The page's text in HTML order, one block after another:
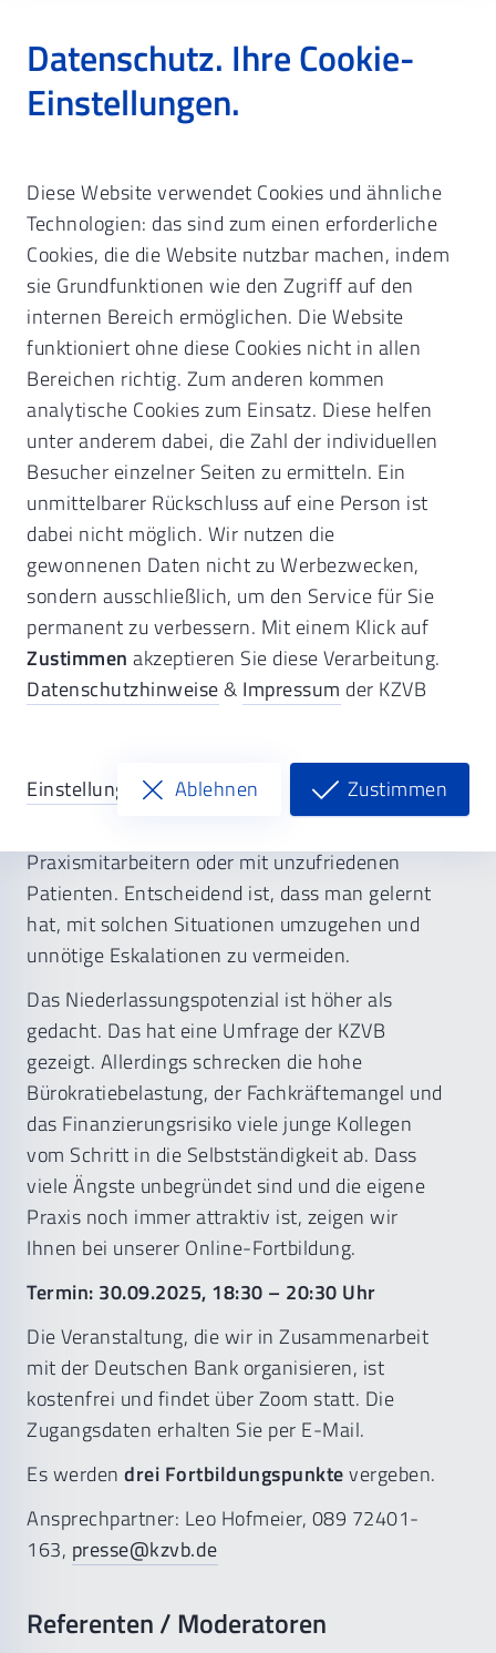
Datenschutz. Ihre Cookie-
Einstellungen.
Diese Website verwendet Cookies und ähnliche
Technologien: das sind zum einen erforderliche
Cookies, die die Website nutzbar machen, indem
sie Grundfunktionen wie den Zugriff auf den
internen Bereich ermöglichen. Die Website
funktioniert ohne diese Cookies nicht in allen
Bereichen richtig. Zum anderen kommen
analytische Cookies zum Einsatz. Diese helfen
unter anderem dabei, die Zahl der individuellen
Besucher einzelner Seiten zu ermitteln. Ein
unmittelbarer Rückschluss auf eine Person ist
dabei nicht möglich. Wir nutzen die
gewonnenen Daten nicht zu Werbezwecken,
sondern ausschließlich, um den Service für Sie
permanent zu verbessern. Mit einem Klick auf
Zustimmen akzeptieren Sie diese Verarbeitung.
Datenschutzhinweise& Impressum der KZVB
Einstellungen Ablehnen Zustimmen
Fortbildung & Veranstaltungen
Online-Anmeldung
Virtinar zur Niederlassung und Praxisführung
Details & Anmeldung.KZVB
Fortbildungen.
Unsere Mails mit Infos zu Ihrer
Teilnahme gehen an die von Ihnen
angegebene persönliche Mail-Adresse.
Virtinar zur Niederlassung und
Praxisführung
Informationen zur Veranstaltung
Konflikte sind in einer Zahnarztpraxis oft
Praxismitarbeitern oder mit unzufriedenen
Patienten. Entscheidend ist, dass man gelernt
hat, mit solchen Situationen umzugehen und
unnötige Eskalationen zu vermeiden.
Das Niederlassungspotenzial ist höher als
gedacht. Das hat eine Umfrage der KZVB
gezeigt. Allerdings schrecken die hohe
Bürokratiebelastung, der Fachkräftemangel und
das Finanzierungsrisiko viele junge Kollegen
vom Schritt in die Selbstständigkeit ab. Dass
viele Ängste unbegründet sind und die eigene
Praxis noch immer attraktiv ist, zeigen wir
Ihnen bei unserer Online-Fortbildung.
Termin: 30.09.2025, 18:30 – 20:30 Uhr
Die Veranstaltung, die wir in Zusammenarbeit
mit der Deutschen Bank organisieren, ist
kostenfrei und findet über Zoom statt. Die
Zugangsdaten erhalten Sie per E-Mail.
Es werden drei Fortbildungspunktevergeben.
Ansprechpartner: Leo Hofmeier, 089 72401-
163, presse@kzvb.de
Referenten / Moderatoren